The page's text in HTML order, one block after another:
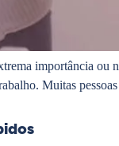
importância
Muitas